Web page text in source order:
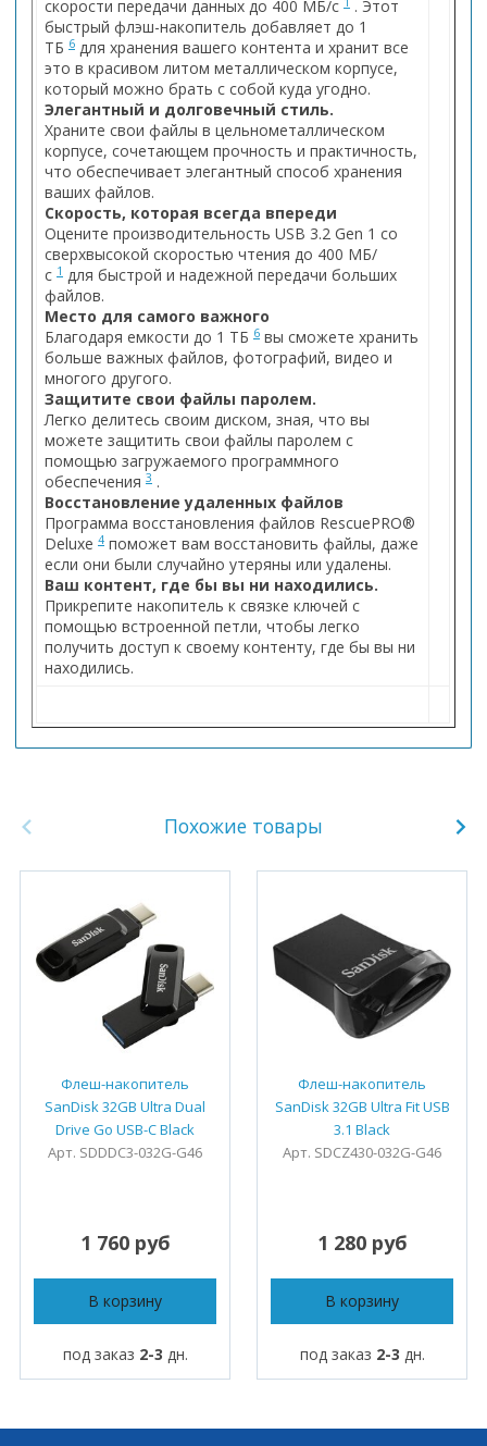
скорости передачи данных до 400 МБ/с
. Этот
быстрый флэш-накопитель добавляет до 1
ТБ 6 для хранения вашего контента и хранит все
это в красивом литом металлическом корпусе,
который можно брать с собой куда угодно.
Элегантный и долговечный стиль.
Храните свои файлы в цельнометаллическом
корпусе, сочетающем прочность и практичность,
что обеспечивает элегантный способ хранения
ваших файлов.
Скорость, которая всегда впереди
Оцените производительность USB 3.2 Gen 1 со
сверхвысокой скоростью чтения до 400 МБ/
с 1 для быстрой и надежной передачи больших
файлов.
Место для самого важного
Благодаря емкости до 1 ТБ 6 вы сможете хранить
больше важных файлов, фотографий, видео и
многого другого.
Защитите свои файлы паролем.
Легко делитесь своим диском, зная, что вы
можете защитить свои файлы паролем с
помощью загружаемого программного
обеспечения 3 .
Восстановление удаленных файлов
Программа восстановления файлов RescuePRO®
Deluxe 4 поможет вам восстановить файлы, даже
если они были случайно утеряны или удалены.
Ваш контент, где бы вы ни находились.
Прикрепите накопитель к связке ключей с
помощью встроенной петли, чтобы легко
получить доступ к своему контенту, где бы вы ни
находились.
Похожие товары
Флеш-накопитель
SanDisk 32GB Ultra Dual
Drive Go USB-C Black
Арт. SDDDC3-032G-G46
1 760 руб
В корзину
под заказ 2-3 дн.
Флеш-накопитель
SanDisk 32GB Ultra Fit USB
3.1 Black
Арт. SDCZ430-032G-G46
1 280 руб
В корзину
под заказ 2-3 дн.